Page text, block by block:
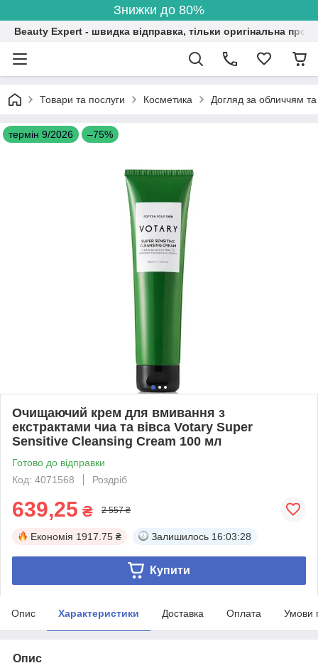
Знижки до 80%
Beauty Expert - швидка відправка, тільки оригінальна
Товари та послуги Косметика Догляд за обличчям
термін 9/2026 –75%
Очищаючий крем для вмивання з
екстрактами чиа та вівса Votary Super
Sensitive Cleansing Cream 100 мл
Готово до відправки
Код: 4071568
Роздріб
639,25 ₴ 2 557 ₴
Економія 1917.75 ₴ Залишилось 16:03:28
Купити
Опис Характеристики Доставка Оплата Умови
Опис